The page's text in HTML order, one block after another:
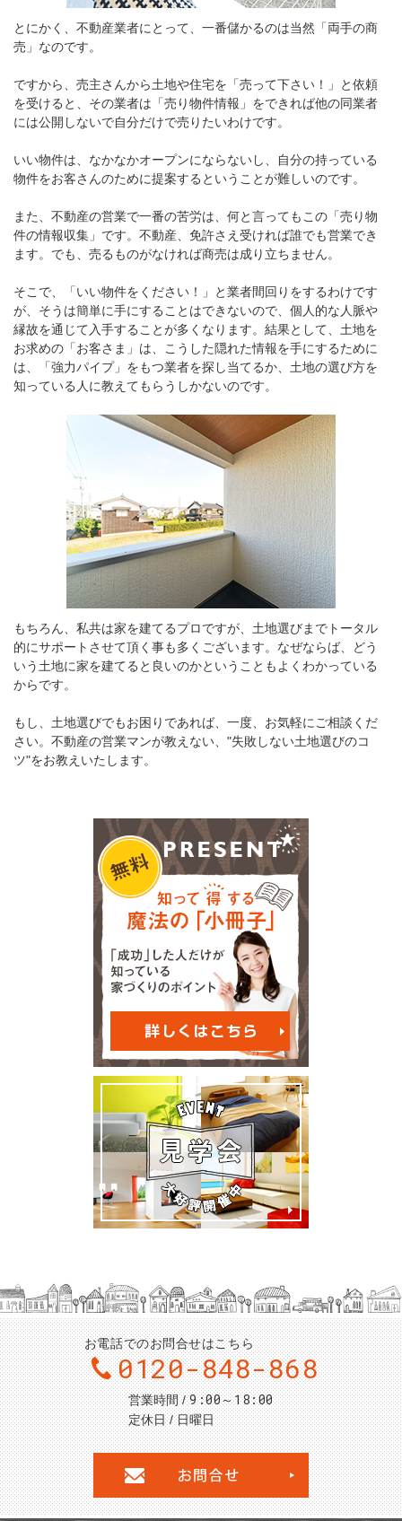
とにかく、不動産業者にとって、一番儲かるのは当然「両手の商
売」なのです。
ですから、売主さんから土地や住宅を「売って下さい！」と依頼
を受けると、その業者は「売り物件情報」をできれば他の同業者
には公開しないで自分だけで売りたいわけです。
いい物件は、なかなかオープンにならないし、自分の持っている
物件をお客さんのために提案するということが難しいのです。
また、不動産の営業で一番の苦労は、何と言ってもこの「売り物
件の情報収集」です。不動産、免許さえ受ければ誰でも営業でき
ます。でも、売るものがなければ商売は成り立ちません。
そこで、「いい物件をください！」と業者間回りをするわけです
が、そうは簡単に手にすることはできないので、個人的な人脈や
縁故を通じて入手することが多くなります。結果として、土地を
お求めの「お客さま」は、こうした隠れた情報を手にするために
は、「強力パイプ」をもつ業者を探し当てるか、土地の選び方を
知っている人に教えてもらうしかないのです。
もちろん、私共は家を建てるプロですが、土地選びまでトータル
的にサポートさせて頂く事も多くございます。なぜならば、どう
いう土地に家を建てると良いのかということもよくわかっている
からです。
もし、土地選びでもお困りであれば、一度、お気軽にご相談くだ
さい。不動産の営業マンが教えない、"失敗しない土地選びのコ
ツ"をお教えいたします。
お電話でのお問合せはこちら
0120-848-868
営業時間 9:00～18:00
定休日 日曜日
お問合せ・ご